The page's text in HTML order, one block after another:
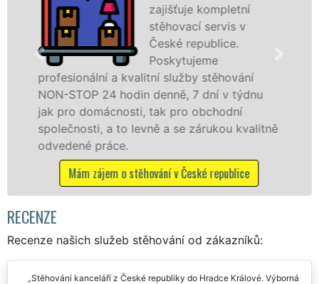
České republice na
špičkové úrovni se
speciální stěhovací
technikou. Tyto
služby zajišťujeme domácnostem i firmám v
celém okresu Česká republika se zárukou
kvality franchisové sítě EXTRA STĚHOVÁNÍ.
Nabízíme stěhovací služby NON-STOP
včetně víkendů a svátků bez příplatků.
Mám zájem o stěhovací služby v České republice
RECENZE
Recenze našich služeb stěhování od zákazníků:
Stěhování kanceláří z České republiky do Hradce Králové. Výborná